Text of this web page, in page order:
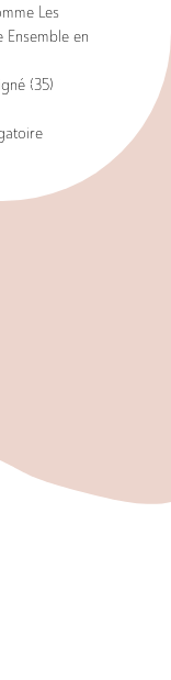
Orbit
Les
Ensemble en
(35)